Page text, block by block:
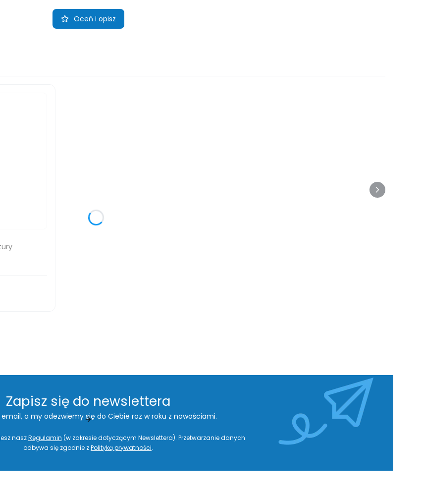
Oceń i opisz
Zapisz się do newslettera
a my odezwiemy się do Ciebie raz w roku z nowościami.
naszRegulamin (w zakresie dotyczącym Newslettera). Przetwarzanie danych
odbywa się zgodnie zPolityką prywatności.